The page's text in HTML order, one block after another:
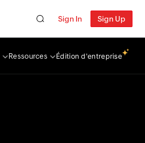
Sign In Sign Up
Ressources Édition d'entreprise